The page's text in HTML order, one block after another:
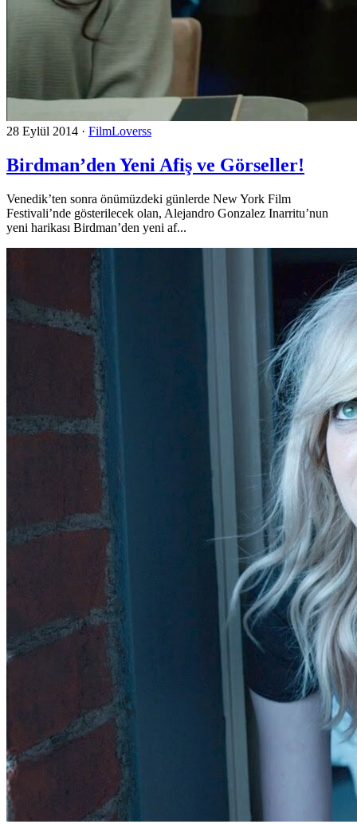
28 Eylül 2014 · FilmLoverss
Birdman’den Yeni Afiş ve Görseller!
Venedik’ten sonra önümüzdeki günlerde New York Film
Festivali’nde gösterilecek olan, Alejandro Gonzalez Inarritu’nun
yeni harikası Birdman’den yeni af...